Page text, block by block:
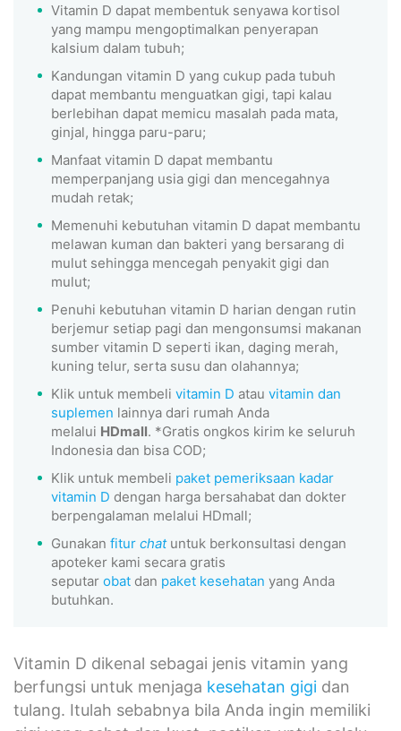
Vitamin D dapat membentuk senyawa kortisol
yang mampu mengoptimalkan penyerapan
kalsium dalam tubuh;
Kandungan vitamin D yang cukup pada tubuh
dapat membantu menguatkan gigi, tapi kalau
berlebihan dapat memicu masalah pada mata,
ginjal, hingga paru-paru;
Manfaat vitamin D dapat membantu
memperpanjang usia gigi dan mencegahnya
mudah retak;
Memenuhi kebutuhan vitamin D dapat membantu
melawan kuman dan bakteri yang bersarang di
mulut sehingga mencegah penyakit gigi dan
mulut;
Penuhi kebutuhan vitamin D harian dengan rutin
berjemur setiap pagi dan mengonsumsi makanan
sumber vitamin D seperti ikan, daging merah,
kuning telur, serta susu dan olahannya;
Klik untuk membeli vitamin D atau vitamin dan
suplemen lainnya dari rumah Anda
melalui HDmall. *Gratis ongkos kirim ke seluruh
Indonesia dan bisa COD;
Klik untuk membeli paket pemeriksaan kadar
vitamin D dengan harga bersahabat dan dokter
berpengalaman melalui HDmall;
Gunakan fitur chatuntuk berkonsultasi dengan
apoteker kami secara gratis
seputar obat dan paket kesehatan yang Anda
butuhkan.
Vitamin D dikenal sebagai jenis vitamin yang
berfungsi untuk menjaga kesehatan gigi dan
tulang. Itulah sebabnya bila Anda ingin memiliki